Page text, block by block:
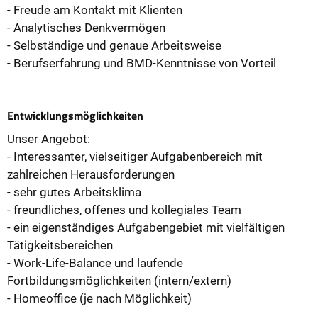
- Freude am Kontakt mit Klienten
- Analytisches Denkvermögen
- Selbständige und genaue Arbeitsweise
- Berufserfahrung und BMD-Kenntnisse von Vorteil
Entwicklungsmöglichkeiten
Unser Angebot:
- Interessanter, vielseitiger Aufgabenbereich mit
zahlreichen Herausforderungen
- sehr gutes Arbeitsklima
- freundliches, offenes und kollegiales Team
- ein eigenständiges Aufgabengebiet mit vielfältigen
Tätigkeitsbereichen
- Work-Life-Balance und laufende
Fortbildungsmöglichkeiten (intern/extern)
- Homeoffice (je nach Möglichkeit)